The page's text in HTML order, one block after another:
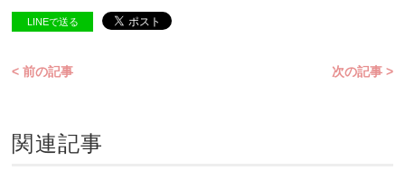
LINEで送る
< 前の記事 次の記事 >
関連記事